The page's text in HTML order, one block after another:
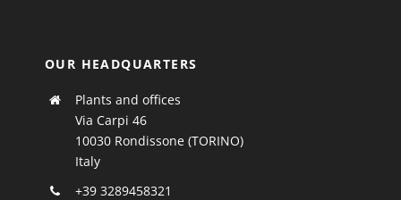
OUR HEADQUARTERS
Plants and offices
Via Carpi 46
10030 Rondissone (TORINO)
Italy
+39 3289458321